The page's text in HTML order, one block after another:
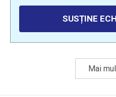
SUSȚINE
Mai